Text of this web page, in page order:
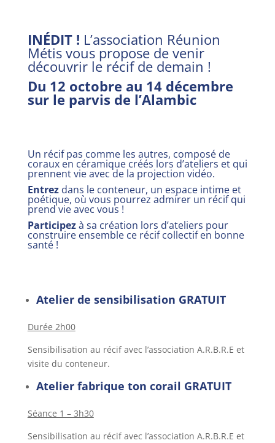
INÉDIT ! L’association Réunion
Métis vous propose de venir
découvrir le récif de demain !
Du 12 octobre au 14 décembre
sur le parvis de l’Alambic
Un récif pas comme les autres, composé de
coraux en céramique créés lors d’ateliers et qui
prennent vie avec de la projection vidéo.
Entrezdans le conteneur, un espace intime et
poétique, où vous pourrez admirer un récif qui
prend vie avec vous !
Participezà sa création lors d’ateliers pour
construire ensemble ce récif collectif en bonne
santé !
Atelier de sensibilisation GRATUIT
Durée 2h00
Sensibilisation au récif avec l’association A.R.B.R.E et
visite du conteneur.
Atelier fabrique ton corail GRATUIT
Séance 1 – 3h30
Sensibilisation au récif avec l’association A.R.B.R.E et